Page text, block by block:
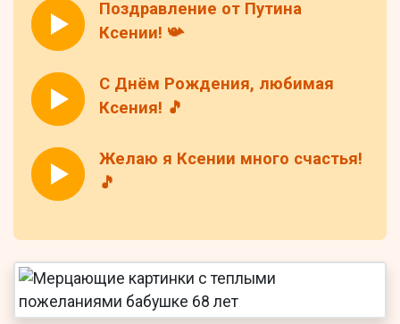
Поздравление от Путина
Ксении! 📯
С Днём Рождения, любимая
Ксения! 🎵
Желаю я Ксении много счастья!
🎵